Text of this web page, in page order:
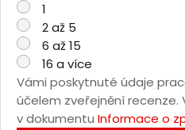
1
2 až 5
6 až 15
16 a více
Vámi poskytnuté údaje
účelem zveřejnění
v dokumentu Informace o